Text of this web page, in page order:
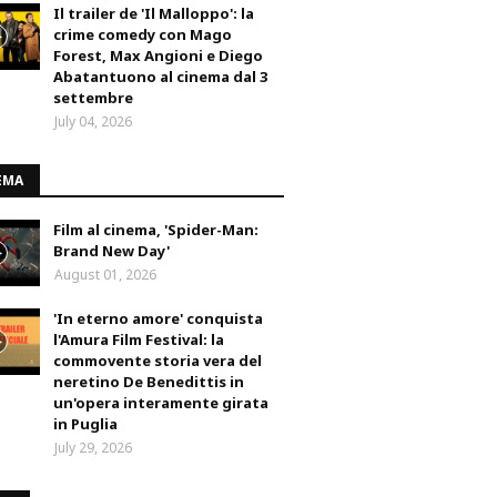
Il trailer de 'Il Malloppo': la
crime comedy con Mago
Forest, Max Angioni e Diego
Abatantuono al cinema dal 3
settembre
July 04, 2026
Film al cinema, 'Spider-Man:
Brand New Day'
August 01, 2026
'In eterno amore' conquista
l'Amura Film Festival: la
commovente storia vera del
neretino De Benedittis in
un'opera interamente girata
in Puglia
July 29, 2026